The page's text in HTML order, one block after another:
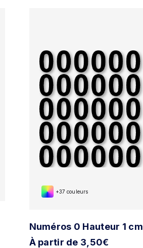
+37 couleurs
Numéros 0 Hauteur 1 cm
À partir de 3,50€